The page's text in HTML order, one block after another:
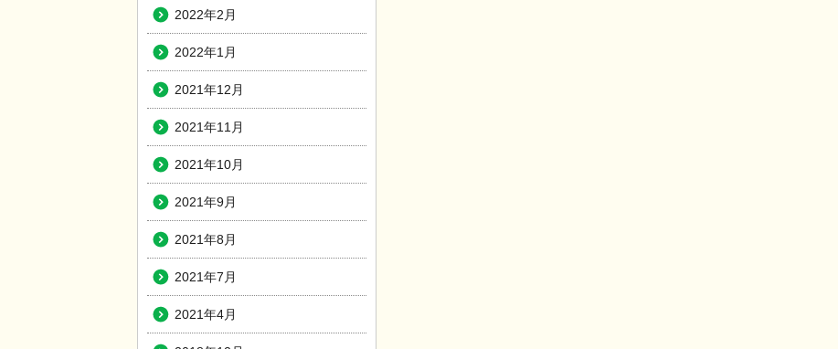
2022年2月
2022年1月
2021年12月
2021年11月
2021年10月
2021年9月
2021年8月
2021年7月
2021年4月